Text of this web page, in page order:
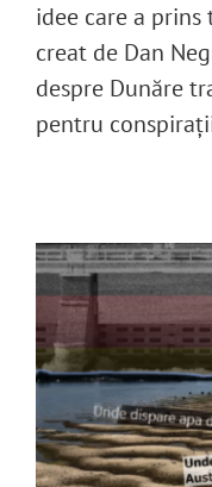
idee care a
creat de Dan
despre Dunăre
pentru